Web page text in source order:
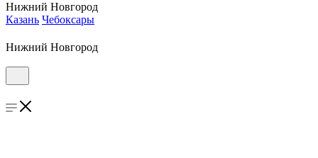
Нижний Новгород
Казань Чебоксары
Нижний Новгород